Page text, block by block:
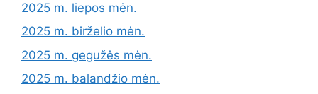
2025 m. liepos mėn.
2025 m. birželio mėn.
2025 m. gegužės mėn.
2025 m. balandžio mėn.